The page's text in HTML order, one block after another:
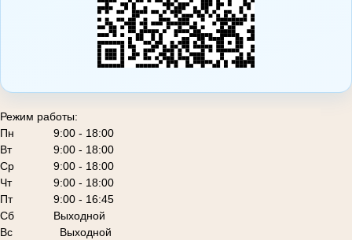
Режим работы:
Пн
9:00 - 18:00
Вт
9:00 - 18:00
Ср
9:00 - 18:00
Чт
9:00 - 18:00
Пт
9:00 - 16:45
Сб
Выходной
Вс Выходной